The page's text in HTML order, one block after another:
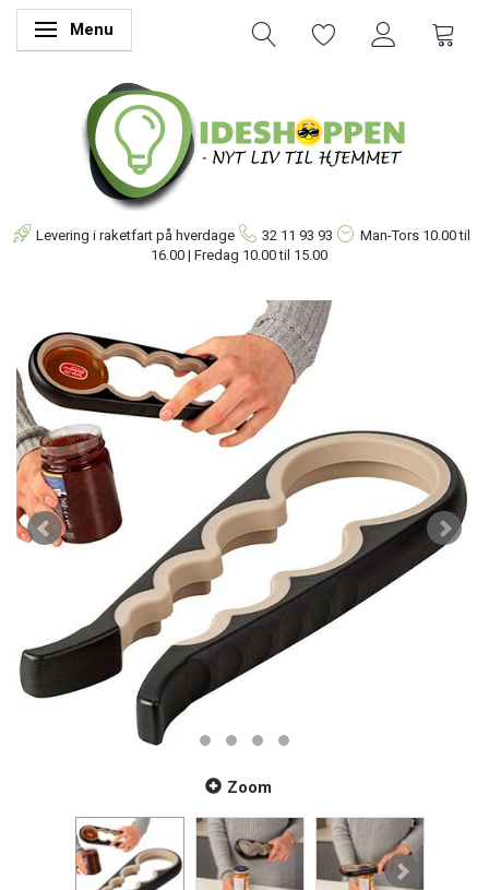
Skifte navigation
Menu
Levering i raketfart på hverdage 32 11 93 93 Man-Tors 10.00 til
16.00 | Fredag 10.00 til 15.00
Zoom